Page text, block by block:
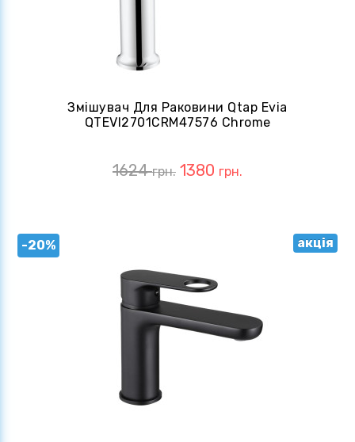
Змішувач Для Раковини Qtap Evia
QTEVI2701CRM47576 Chrome
1624грн. 1380 грн.
-20% акція